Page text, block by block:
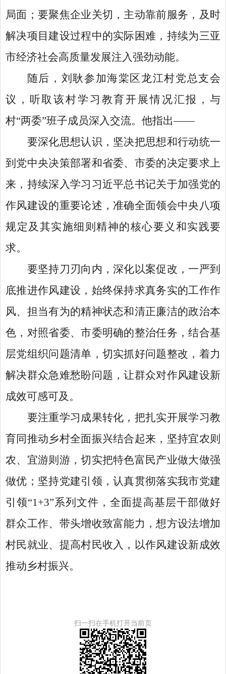
局面；要聚焦企业关切，主动靠前服务，及时
解决项目建设过程中的实际困难，持续为三亚
市经济社会高质量发展注入强劲动能。
随后，刘耿参加海棠区龙江村党总支会
议，听取该村学习教育开展情况汇报，与
村“两委”班子成员深入交流。他指出——
要深化思想认识，坚决把思想和行动统一
到党中央决策部署和省委、市委的决定要求上
来，持续深入学习习近平总书记关于加强党的
作风建设的重要论述，准确全面领会中央八项
规定及其实施细则精神的核心要义和实践要
求。
要坚持刀刃向内，深化以案促改，一严到
底推进作风建设，始终保持求真务实的工作作
风、担当有为的精神状态和清正廉洁的政治本
色，对照省委、市委明确的整治任务，结合基
层党组织问题清单，切实抓好问题整改，着力
解决群众急难愁盼问题，让群众对作风建设新
成效可感可及。
要注重学习成果转化，把扎实开展学习教
育同推动乡村全面振兴结合起来，坚持宜农则
农、宜游则游，切实把特色富民产业做大做强
做优；坚持党建引领，认真贯彻落实我市党建
引领“1+3”系列文件，全面提高基层干部做好
群众工作、带头增收致富能力，想方设法增加
村民就业、提高村民收入，以作风建设新成效
推动乡村振兴。
扫一扫在手机打开当前页